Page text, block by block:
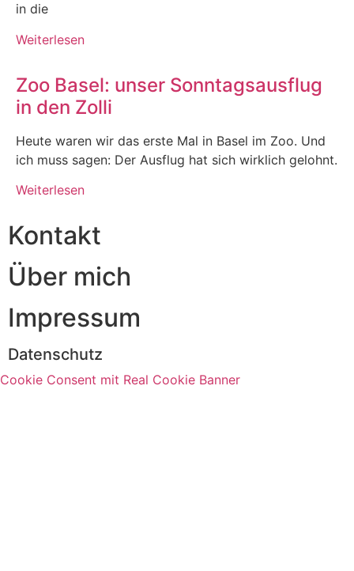
in die
Weiterlesen
Zoo Basel: unser Sonntagsausflug
in den Zolli
Heute waren wir das erste Mal in Basel im Zoo. Und
ich muss sagen: Der Ausflug hat sich wirklich gelohnt.
Weiterlesen
Kontakt
Über mich
Impressum
Datenschutz
Cookie Consent mit Real Cookie Banner